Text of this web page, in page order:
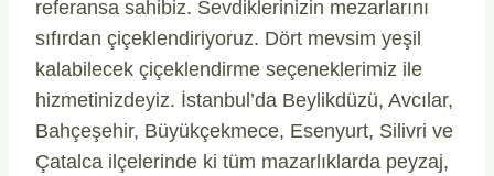
referansa sahibiz. Sevdiklerinizin mezarlarını
sıfırdan çiçeklendiriyoruz. Dört mevsim yeşil
kalabilecek çiçeklendirme seçeneklerimiz ile
hizmetinizdeyiz. İstanbul’da Beylikdüzü, Avcılar,
Bahçeşehir, Büyükçekmece, Esenyurt, Silivri ve
Çatalca ilçelerinde ki tüm mazarlıklarda peyzaj,